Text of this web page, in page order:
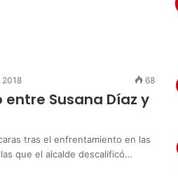
2018 68
entre Susana Díaz y
tras el enfrentamiento en las
que el alcalde descalificó…